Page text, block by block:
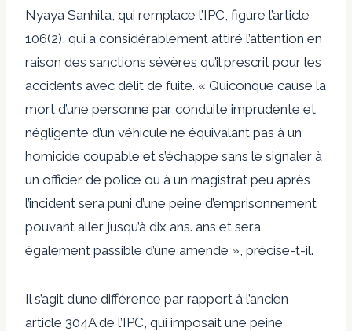
Nyaya Sanhita, qui remplace l’IPC, figure l’article
106(2), qui a considérablement attiré l’attention en
raison des sanctions sévères qu’il prescrit pour les
accidents avec délit de fuite. « Quiconque cause la
mort d’une personne par conduite imprudente et
négligente d’un véhicule ne équivalant pas à un
homicide coupable et s’échappe sans le signaler à
un officier de police ou à un magistrat peu après
l’incident sera puni d’une peine d’emprisonnement
pouvant aller jusqu’à dix ans. ans et sera
également passible d’une amende », précise-t-il.
Il s’agit d’une différence par rapport à l’ancien
article 304A de l’IPC, qui imposait une peine